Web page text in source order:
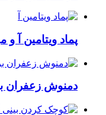
پماد ویتامین آ
دمنوش زعفران